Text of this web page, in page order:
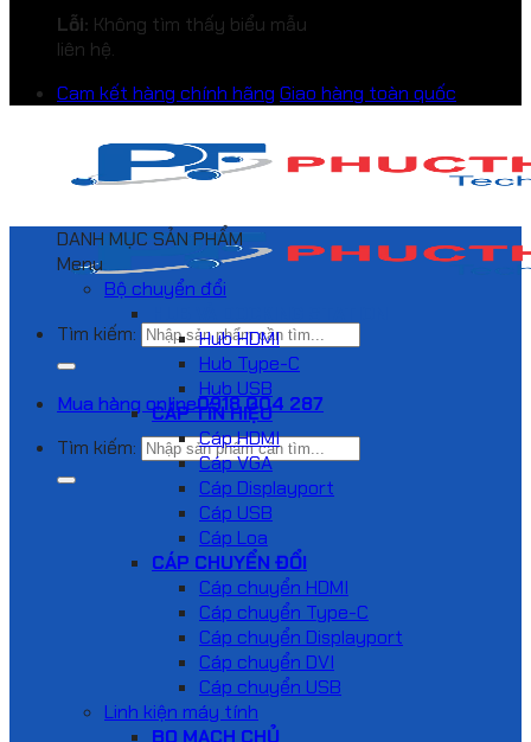
Lỗi: Không tìm thấy biểu mẫu
liên hệ.
Cam kết hàng chính hãng Giao hàng toàn quốc
Tìm kiếm:
Mua hàng online0918 004 287
Tìm kiếm:
DANH MỤC SẢN PHẨM
Menu
Bộ chuyển đổi
Hub HDMI
Hub Type-C
Hub USB
CÁP TÍN HIỆU
Cáp HDMI
Cáp VGA
Cáp Displayport
Cáp USB
Cáp Loa
CÁP CHUYỂN ĐỔI
Cáp chuyển HDMI
Cáp chuyển Type-C
Cáp chuyển Displayport
Cáp chuyển DVI
Cáp chuyển USB
Linh kiện máy tính
BO MẠCH CHỦ